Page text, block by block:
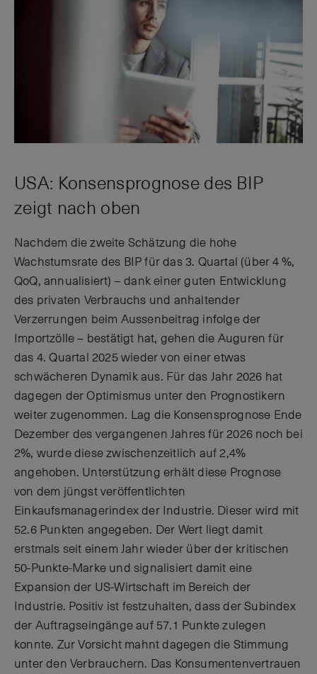
USA: Konsensprognose des BIP
zeigt nach oben
Nachdem die zweite Schätzung die hohe
Wachstumsrate des BIP für das 3. Quartal (über 4 %,
QoQ, annualisiert) – dank einer guten Entwicklung
des privaten Verbrauchs und anhaltender
Verzerrungen beim Aussenbeitrag infolge der
Importzölle – bestätigt hat, gehen die Auguren für
das 4. Quartal 2025 wieder von einer etwas
schwächeren Dynamik aus. Für das Jahr 2026 hat
dagegen der Optimismus unter den Prognostikern
weiter zugenommen. Lag die Konsensprognose Ende
Dezember des vergangenen Jahres für 2026 noch bei
2%, wurde diese zwischenzeitlich auf 2,4%
angehoben. Unterstützung erhält diese Prognose
von dem jüngst veröffentlichten
Einkaufsmanagerindex der Industrie. Dieser wird mit
52.6 Punkten angegeben. Der Wert liegt damit
erstmals seit einem Jahr wieder über der kritischen
50-Punkte-Marke und signalisiert damit eine
Expansion der US-Wirtschaft im Bereich der
Industrie. Positiv ist festzuhalten, dass der Subindex
der Auftragseingänge auf 57.1 Punkte zulegen
konnte. Zur Vorsicht mahnt dagegen die Stimmung
unter den Verbrauchern. Das Konsumentenvertrauen